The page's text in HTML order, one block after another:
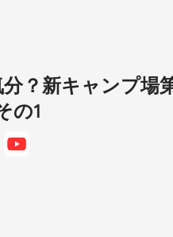
？新キャンプ場
の1